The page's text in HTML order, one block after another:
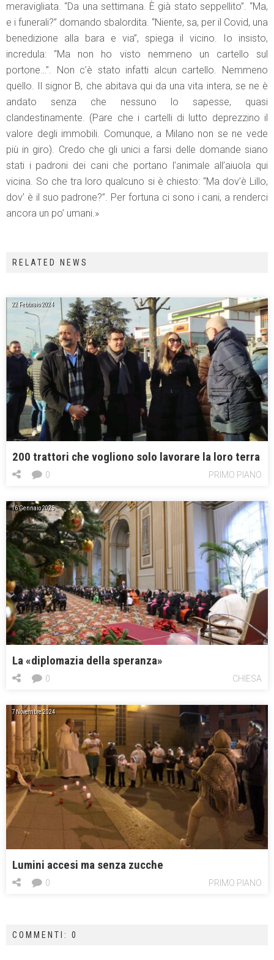
meravigliata. “Da una settimana. È già stato seppellito”. “Ma,
e i funerali?” domando sbalordita. “Niente, sa, per il Covid, una
benedizione alla bara e via”, spiega il vicino. Io insisto,
incredula: “Ma non ho visto nemmeno un cartello sul
portone…”. Non c’è stato infatti alcun cartello. Nemmeno
quello. Il signor B, che abitava qui da una vita intera, se ne è
andato senza che nessuno lo sapesse, quasi
clandestinamente. (Pare che i cartelli di lutto deprezzino il
valore degli immobili. Comunque, a Milano non se ne vede
più in giro). Credo che gli unici a farsi delle domande siano
stati i padroni dei cani che portano l’animale all’aiuola qui
vicina. So che tra loro qualcuno si è chiesto: “Ma dov’è Lillo,
dov’ è il suo padrone?”. Per fortuna ci sono i cani, a renderci
ancora un po’ umani.»
RELATED NEWS
22 Febbraio 2024
200 trattori che vogliono solo lavorare la loro terra
PRIMO PIANO
0
16 Gennaio 2025
La «diplomazia della speranza»
CHIESA
0
7 Novembre 2024
Lumini accesi ma senza zucche
PRIMO PIANO
0
COMMENTI: 0